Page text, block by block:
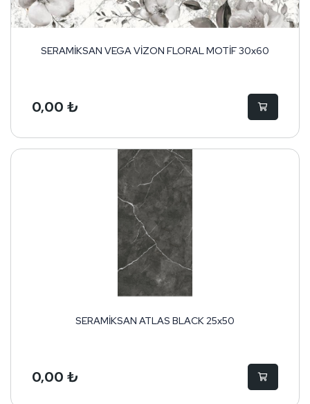
SERAMİKSAN VEGA VİZON FLORAL MOTİF 30x60
0,00 ₺
SERAMİKSAN ATLAS BLACK 25x50
0,00 ₺